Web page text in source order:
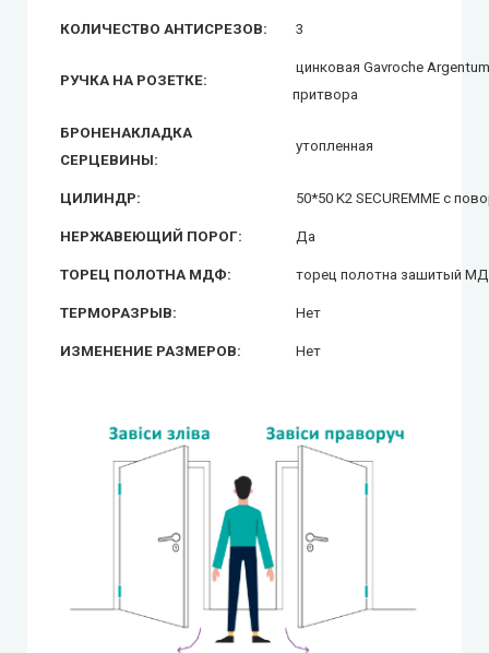
КОЛИЧЕСТВО АНТИСРЕЗОВ: 3
РУЧКА НА РОЗЕТКЕ:
цинковая Gavroche
притвора
БРОНЕНАКЛАДКА
СЕРЦЕВИНЫ:
утопленная
ЦИЛИНДР: 50*50 K2 SECUREMME с
НЕРЖАВЕЮЩИЙ ПОРОГ: Да
ТОРЕЦ ПОЛОТНА МДФ: торец полотна зашитый
ТЕРМОРАЗРЫВ: Нет
ИЗМЕНЕНИЕ РАЗМЕРОВ: Нет